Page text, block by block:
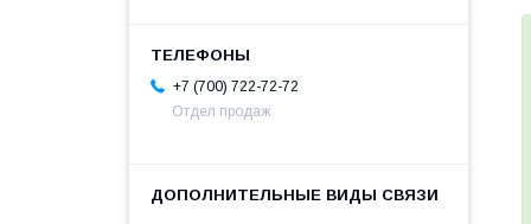
+7 (700) 722-72-72
Отдел продаж